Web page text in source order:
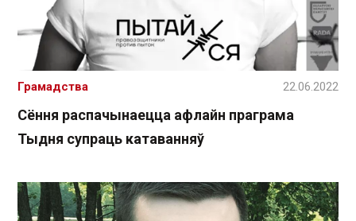
Cёння распачынаецца афлайн праграма
Тыдня супраць катаванняў
Грамадства 22.06.2022